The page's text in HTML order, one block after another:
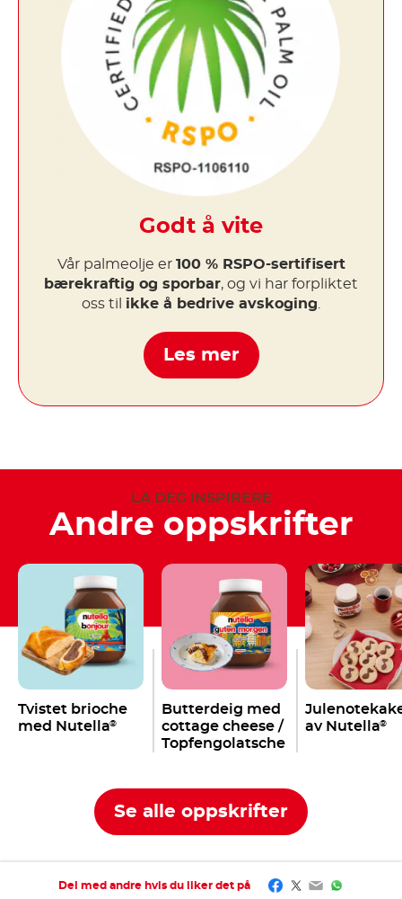
Godt å vite
Vår palmeolje er 100 % RSPO-sertifisert
bærekraftig og sporbar, og vi har forpliktet
oss til ikke å bedrive avskoging
Les mer
LA DEG INSPIRERE
Andre oppskrifter
Tvistet brioche
med Nutella®
Butterdeig med
cottage cheese /
Topfengolatsche
av Nutella®
Se alle oppskrifter
Del med andre hvis du liker det på Facebook
Twitter
Email